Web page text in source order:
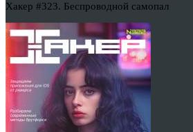
Хакер #323. Беспроводной самопал